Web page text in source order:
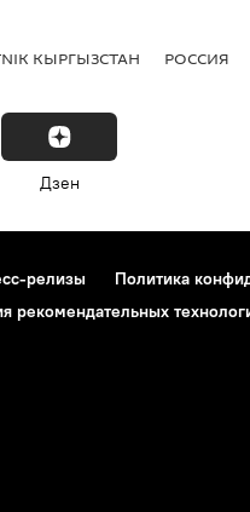
КЫРГЫЗСТАН РОССИЯ
Дзен
релизы
Политика
рекомендательных